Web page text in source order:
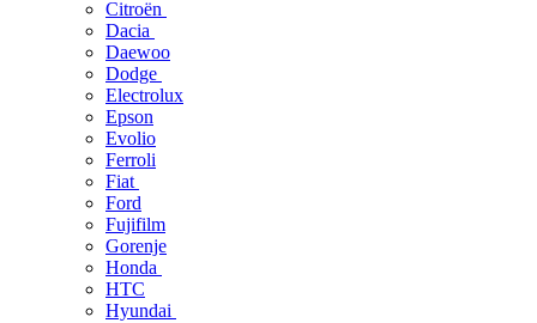
Citroën
Dacia
Daewoo
Dodge
Electrolux
Epson
Evolio
Ferroli
Fiat
Ford
Fujifilm
Gorenje
Honda
HTC
Hyundai